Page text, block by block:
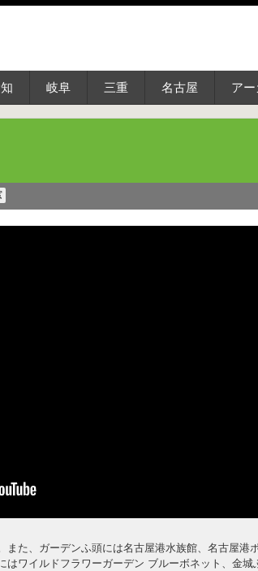
岐阜 三重 名古屋 ア
また、ガーデンふ頭には名古屋港水族館、名古屋港
はワイルドフラワーガーデン ブルーボネット、金城